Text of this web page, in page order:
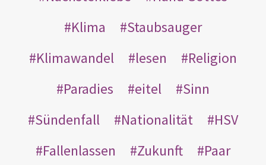
Klima
Staubsauger
Klimawandel
lesen
Religion
Paradies
eitel
Sinn
Sündenfall
Nationalität
HSV
Fallenlassen
Zukunft
Paar